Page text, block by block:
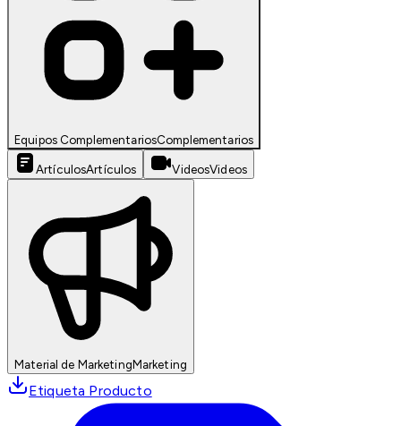
Equipos ComplementariosComplementarios
ArtículosArtículos VideosVideos
Material de MarketingMarketing
Etiqueta Producto